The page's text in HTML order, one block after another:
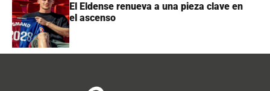
El Eldense renueva a una pieza clave en
el ascenso